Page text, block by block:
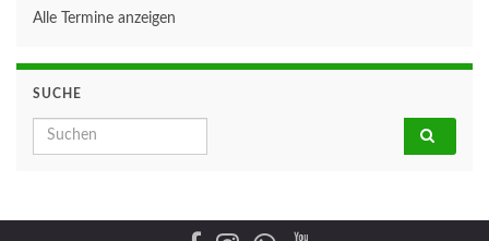
Alle Termine anzeigen
SUCHE
Search for: